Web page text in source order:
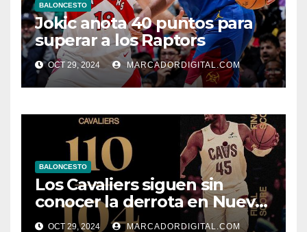
BALONCESTO
Jokic anota 40 puntos para
superar a los Raptors
OCT 29, 2024 MARCADORDIGITAL.COM
BALONCESTO
Los Cavaliers siguen sin
conocer la derrota en Nueva
York
OCT 29, 2024 MARCADORDIGITAL.COM